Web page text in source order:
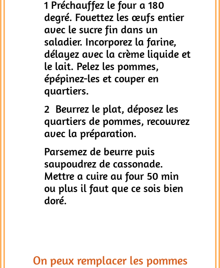
1 Préchauffez le four a 180
degré. Fouettez les œufs entier
avec le sucre fin dans un
saladier. Incorporez la farine,
délayez avec la crème liquide et
le lait. Pelez les pommes,
épépinez-les et couper en
quartiers.
2 Beurrez le plat, déposez les
quartiers de pommes, recouvrez
avec la préparation.
Parsemez de beurre puis
saupoudrez de cassonade.
Mettre a cuire au four 50 min
ou plus il faut que ce sois bien
doré.
On peux remplacer les pommes